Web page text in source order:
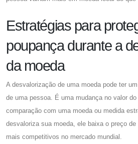
Estratégias para
poupança durante a
da moeda
A desvalorização de uma moeda pode ter
de uma pessoa. É uma mudança no valor
comparação com uma moeda ou medida
desvaloriza sua moeda, ele baixa o preço
mais competitivos no mercado mundial.